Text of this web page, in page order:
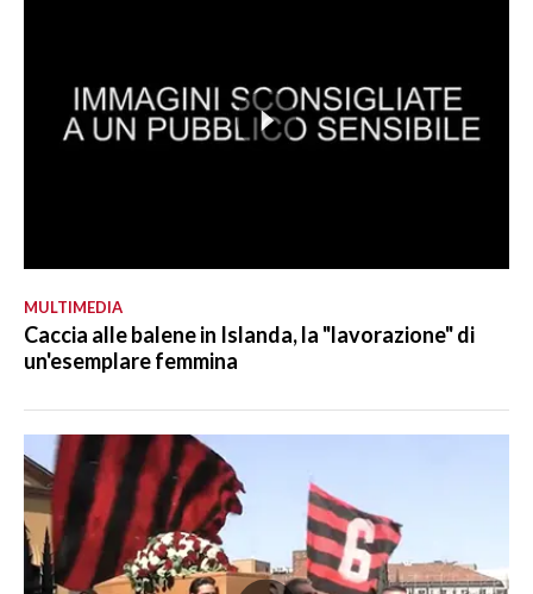
MULTIMEDIA
Caccia alle balene in Islanda, la "lavorazione" di
un'esemplare femmina